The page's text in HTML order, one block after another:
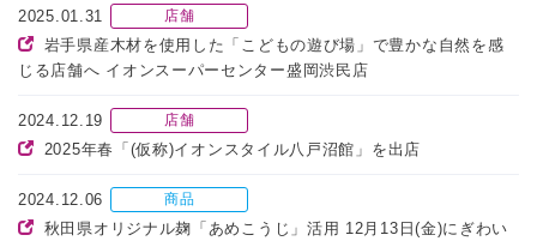
2025.01.31 店舗
岩手県産木材を使用した「こどもの遊び場」で豊かな自然を感
じる店舗へ イオンスーパーセンター盛岡渋民店
2024.12.19 店舗
2025年春「(仮称)イオンスタイル八戸沼館」を出店
2024.12.06 商品
秋田県オリジナル麹「あめこうじ」活用 12月13日(金)にぎわい